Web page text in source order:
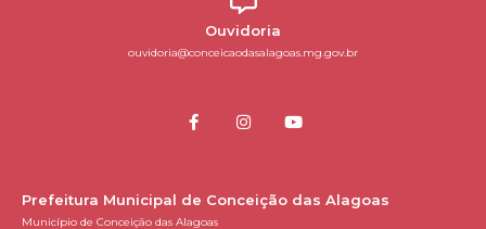
Ouvidoria
ouvidoria@conceicaodasalagoas.mg.gov.br
Prefeitura Municipal de Conceição das Alagoas
Município de Conceição das Alagoas